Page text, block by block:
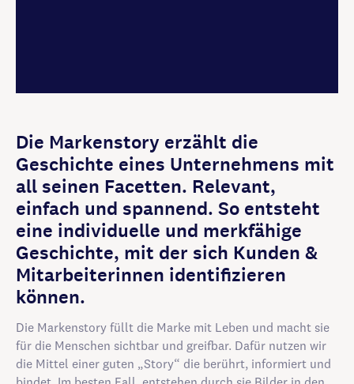
Die Markenstory erzählt die
Geschichte eines Unternehmens mit
all seinen Facetten. Relevant,
einfach und spannend. So entsteht
eine individuelle und merkfähige
Geschichte, mit der sich Kunden &
Mitarbeiterinnen identifizieren
können.
Die Markenstory füllt die Marke mit Leben und macht sie
für die Menschen sichtbar und greifbar. Dafür nutzen wir
die Mittel einer guten „Story“ die berührt, informiert und